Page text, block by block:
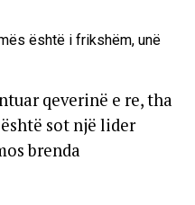
qeverinë e re, tha
sot një lider
brenda